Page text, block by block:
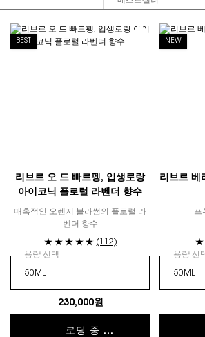
BEST
리브르 오 드 빠르펭, 입생로랑
아이코닉 플로럴 라벤더 향수
매혹적인 오렌지 블라썸의 플로럴 라
벤더 향수
(112)
용량 선택
230,000원
로딩 중 ...
NEW
리브르 베
프
용량 선